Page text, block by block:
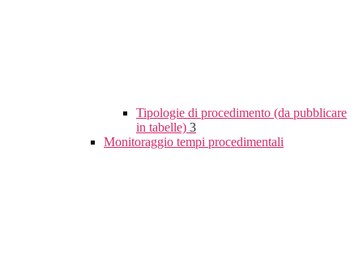
Tipologie di procedimento (da pubblicare
in tabelle) 3
Monitoraggio tempi procedimentali